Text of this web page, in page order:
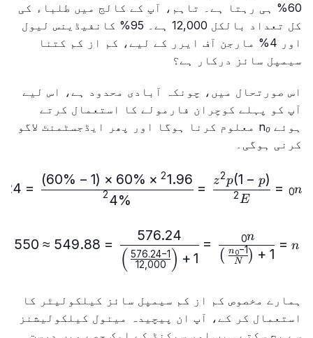
60% ہی رہتا ہے۔ تاہم، آپ کے کالج میں طلباء کی
کل تعداد بالکل 12,000 ہے۔ 95% کانفیڈینس لیول
اور 4% مارجن آف ایرر کے لیے، کم از کم کتنا
سیمپل سائز درکار ہے؟
اس صورتحال میں، چونکہ آبادی محدود ہے، اس لیے
آپ کو پہلے کوچران فارمولے کا استعمال کرتے
ہوئے n₀ معلوم کرنا ہوگا اور پھر ایڈجسٹمنٹ لاگو
کرنی ہوگی۔
n
0
=
E
2
z2p(1 − p)
=
4%
2
1.96
2
×
60%
×
(
1
−
60%
)
=
n
=
1
+
(
N
n 0−1
)
n
0
=
1
+
(
12 000
576.24−1
)
576.24
=
549.88
≈
550
ہمارے مخصوص کم از کم سیمپل سائز کیلکولیٹر کا
استعمال کر کے، آپ ان پیچیدہ مینول کیلکولیشنز
سے بچ سکتے ہیں اور سیکنڈ کے ایک حصے میں درست